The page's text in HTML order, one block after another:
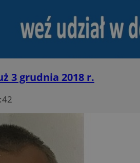
3 grudnia 2018 r.